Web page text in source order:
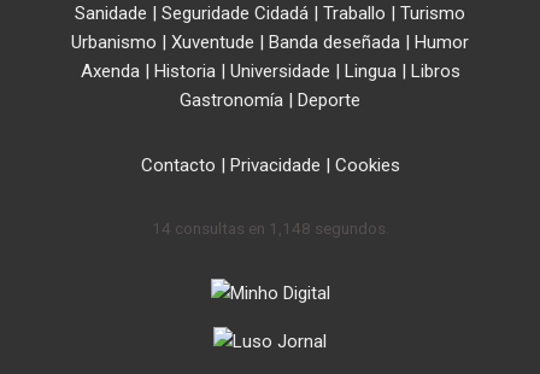
Sanidade | Seguridade Cidadá | Traballo | Turismo
Urbanismo | Xuventude | Banda deseñada | Humor
Axenda | Historia | Universidade | Lingua | Libros
Gastronomía | Deporte
Contacto | Privacidade | Cookies
14 consultas en 1,148 segundos.